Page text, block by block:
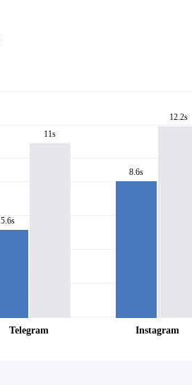
5.6s
11s
Telegram
8.6s
12.2s
Instagram